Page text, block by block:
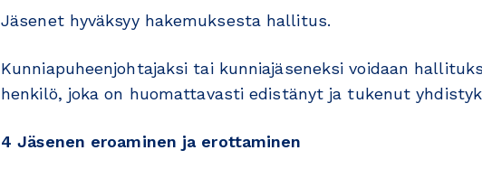
Jäsenet hyväksyy hakemuksesta hallitus.
Kunniapuheenjohtajaksi tai kunniajäseneksi voidaan
henkilö, joka on huomattavasti edistänyt ja tukenut
4 Jäsenen eroaminen ja erottaminen